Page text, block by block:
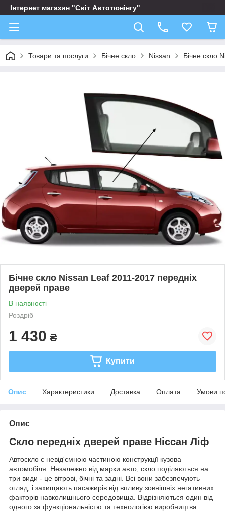
Інтернет магазин "Світ Автотюнінгу"
Товари та послуги Бічне скло Nissan Бічне скло
Бічне скло Nissan Leaf 2011-2017 передніх
дверей праве
В наявності
Роздріб
1 430 ₴
Купити
Опис Характеристики Доставка Оплата Умови
Опис
Скло передніх дверей праве Ніссан Ліф
Автоскло є невід'ємною частиною конструкції кузова
автомобіля. Незалежно від марки авто, скло поділяються на
три види - це вітрові, бічні та задні. Всі вони забезпечують
огляд, і захищають пасажирів від впливу зовнішніх негативних
факторів навколишнього середовища. Відрізняються один від
одного за функціональністю та технологією виробництва.